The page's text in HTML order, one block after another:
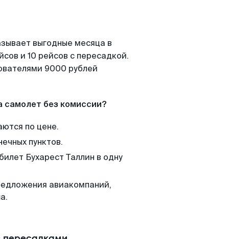
выгодные месяца в
и 10 рейсов с пересадкой.
9000 рублей
самолет без комиссии?
по цене.
пунктов.
Бухарест Таллин в одну
авиакомпаний,